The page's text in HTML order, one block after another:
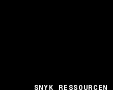
SNYK RESSOURCEN